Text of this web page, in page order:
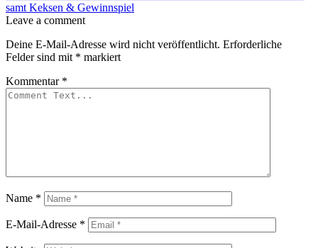
samt Keksen & Gewinnspiel
Leave a comment
Deine E-Mail-Adresse wird nicht veröffentlicht. Erforderliche
Felder sind mit * markiert
Kommentar *
Name *
E-Mail-Adresse *